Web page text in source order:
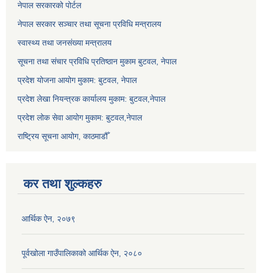
नेपाल सरकारको पोर्टल
नेपाल सरकार सञ्‍चार तथा सूचना प्रविधि मन्त्रालय
स्वास्थ्य तथा जनसंख्या मन्त्रालय
सूचना तथा संचार प्रविधि प्रतिष्ठान मुकाम बुटवल, नेपाल
प्रदेश योजना आयोग मुकाम: बुटवल, नेपाल
प्रदेश लेखा नियन्त्रक कार्यालय मुकाम: बुटवल,नेपाल
प्रदेश लोक सेवा आयोग मुकाम: बुटवल,नेपाल
राष्ट्रिय सूचना आयोग, काठमाडौँ
कर तथा शुल्कहरु
आर्थिक ऐन, २०७९
पूर्वखोला गाउँपालिकाको आर्थिक ऐन, २०८०